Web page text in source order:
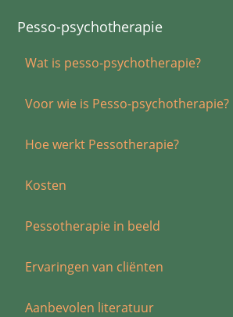
Pesso-psychotherapie
Wat is pesso-psychotherapie?
Voor wie is Pesso-psychotherapie?
Hoe werkt Pessotherapie?
Kosten
Pessotherapie in beeld
Ervaringen van cliënten
Aanbevolen literatuur